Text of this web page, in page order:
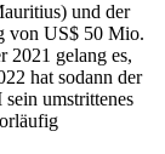
und der
von US$ 50 Mio.
2021 gelang es,
hat sodann der
umstrittenes